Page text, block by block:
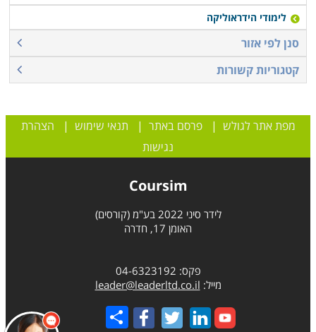
לימודי הידראוליקה
סנן לפי אזור
קטגוריות קשורות
מפת אתר לגולש |פרסם באתר | תנאי שימוש | הצהרת
נגישות
Coursim
לידר סיני 2022 בע"מ (קורסים)
האומן 17, חדרה
פקס: 04-6323192
מייל: leader@leaderltd.co.il
Share